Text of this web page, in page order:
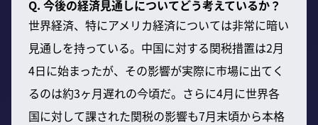
Q. 今後の経済見通しについてどう考えているか？
世界経済、特にアメリカ経済については非常に暗い
見通しを持っている。中国に対する関税措置は2月
4日に始まったが、その影響が実際に市場に出てく
るのは約3ヶ月遅れの今頃だ。さらに4月に世界各
国に対して課された関税の影響も7月末頃から本格